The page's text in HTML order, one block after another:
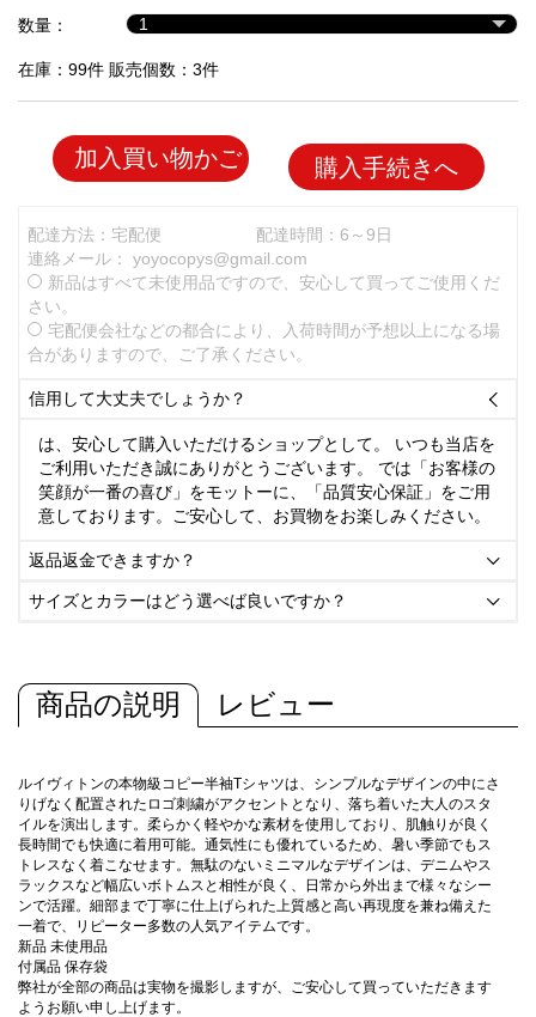
数量：
在庫：99件 販売個数：3件
加入買い物かご 購入手続きへ
配達方法：宅配便
配達時間：6～9日
連絡メール： yoyocopys@gmail.com
新品はすべて未使用品ですので、安心して買ってご使用くだ
さい。
宅配便会社などの都合により、入荷時間が予想以上になる場
合がありますので、ご了承ください。
信用して大丈夫でしょうか？ 
は、安心して購入いただけるショップとして。 いつも当店を
ご利用いただき誠にありがとうございます。 では「お客様の
笑顔が一番の喜び」をモットーに、「品質安心保証」をご用
意しております。ご安心して、お買物をお楽しみください。
返品返金できますか？ 
サイズとカラーはどう選べば良いですか？ 
商品の説明 レビュー
ルイヴィトンの本物級コピー半袖Tシャツは、シンプルなデザインの中にさ
りげなく配置されたロゴ刺繍がアクセントとなり、落ち着いた大人のスタ
イルを演出します。柔らかく軽やかな素材を使用しており、肌触りが良く
長時間でも快適に着用可能。通気性にも優れているため、暑い季節でもス
トレスなく着こなせます。無駄のないミニマルなデザインは、デニムやス
ラックスなど幅広いボトムスと相性が良く、日常から外出まで様々なシー
ンで活躍。細部まで丁寧に仕上げられた上質感と高い再現度を兼ね備えた
一着で、リピーター多数の人気アイテムです。
新品 未使用品
付属品 保存袋
弊社が全部の商品は実物を撮影しますが、ご安心して買っていただきます
ようお願い申し上げます。